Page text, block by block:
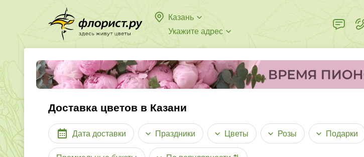
Казань
Укажите адрес
Доставка цветов в Казани
Дата доставки Праздники Цветы Розы Подарки